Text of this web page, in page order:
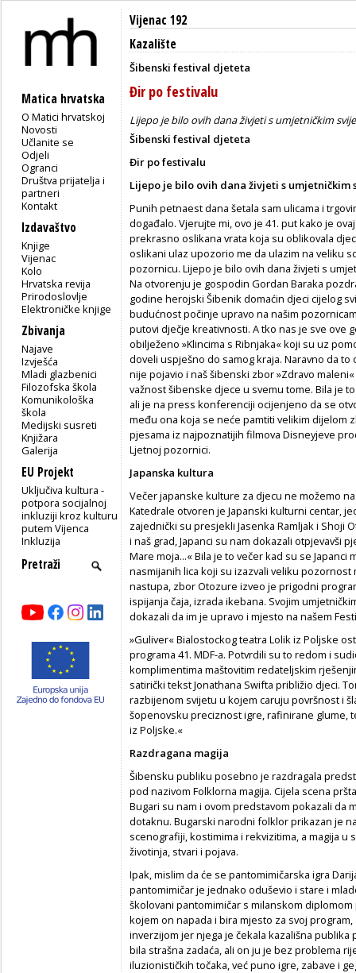
Matica hrvatska
O Matici hrvatskoj
Novosti
Učlanite se
Odjeli
Ogranci
Društva prijatelja i
partneri
Kontakt
Izdavaštvo
Knjige
Vijenac
Kolo
Hrvatska revija
Prirodoslovlje
Elektroničke knjige
Zbivanja
Najave
Izvješća
Mladi glazbenici
Filozofska škola
Komunikološka
škola
Medijski susreti
Knjižara
Galerija
EU Projekt
Uključiva kultura -
potpora socijalnoj
inkluziji kroz kulturu
putem Vijenca
Inkluzija
Vijenac 192
Kazalište
Šibenski festival djeteta
Đir po festivalu
Lijepo je bilo ovih dana živjeti s umjetničkim
Šibenski festival djeteta
Đir po festivalu
Lijepo je bilo ovih dana živjeti s
Punih petnaest dana šetala sam ulicama i
događalo. Vjerujte mi, ovo je 41. put kako je
prekrasno oslikana vrata koja su oblikovala
oslikani ulaz upozorio me da ulazim na veliku
pozornicu. Lijepo je bilo ovih dana živjeti s
Na otvorenju je gospodin Gordan Baraka
godine herojski Šibenik domaćin djeci cijelog
budućnost počinje upravo na našim
putovi dječje kreativnosti. A tko nas je sve ove
obilježeno »Klincima s Ribnjaka« koji su uz
doveli uspješno do samog kraja. Naravno da
nije pojavio i naš šibenski zbor »Zdravo
važnost šibenske djece u svemu tome. Bila je
ali je na press konferenciji ocijenjeno da se
među ona koja se neće pamtiti velikim dijelom
pjesama iz najpoznatijih filmova Disneyjeve
Ljetnoj pozornici.
Japanska kultura
Večer japanske kulture za djecu ne možemo
Katedrale otvoren je Japanski kulturni centar,
zajednički su presjekli Jasenka Ramljak i Shoji
i naš grad, Japanci su nam dokazali otpjevavši
Mare moja...« Bila je to večer kad su se
nasmijanih lica koji su izazvali veliku
nastupa, zbor Otozure izveo je prigodni
ispijanja čaja, izrada ikebana. Svojim
dokazali da im je upravo i mjesto na našem
»Guliver« Bialostockog teatra Lolik iz Poljske
programa 41. MDF-a. Potvrdili su to redom i
komplimentima maštovitim redateljskim
satirički tekst Jonathana Swifta približio djeci.
razbijenom svijetu u kojem caruju površnost i
šopenovsku preciznost igre, rafinirane glume,
iz Poljske.«
Razdragana magija
Šibensku publiku posebno je razdragala
pod nazivom Folklorna magija. Cijela scena
Bugari su nam i ovom predstavom pokazali da
dotaknu. Bugarski narodni folklor prikazan je
scenografiji, kostimima i rekvizitima, a magija
životinja, stvari i pojava.
Ipak, mislim da će se pantomimičarska igra
pantomimičar je jednako oduševio i stare i
školovani pantomimičar s milanskom
kojem on napada i bira mjesto za svoj
inverzijom jer njega je čekala kazališna
bila strašna zadaća, ali on ju je bez problema
iluzionističkih točaka, već puno igre, zabave i